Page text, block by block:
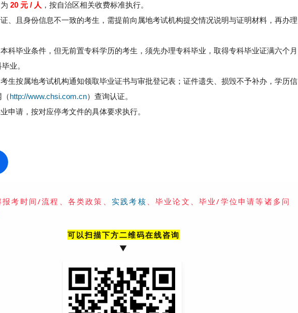
20 元 / 人 ，按自治区相关收费标准执行。
、且身份信息不一致的考生，需提前向属地考试机构提交情况说明与证明材料，再办理
科毕业条件，但无前置专科学历的考生，须先办理专科毕业，取得专科毕业证满六个月
业。
生按属地考试机构通知领取毕业证书与审批登记表；证件遗失、损毁不予补办，学历信
http://www.chsi.com.cn）查询认证。
申请，按对应停考文件的具体要求执行。
考时间/流程、各类政策、 实践考核 、毕业论文、毕业/学位申请等诸多问
可以扫描下方二维码在线咨询
▼